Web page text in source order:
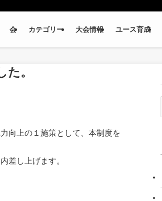
会 カテゴリー 大会情報 ユース育成
。
向上の１施策として、本制度を
差し上げます。